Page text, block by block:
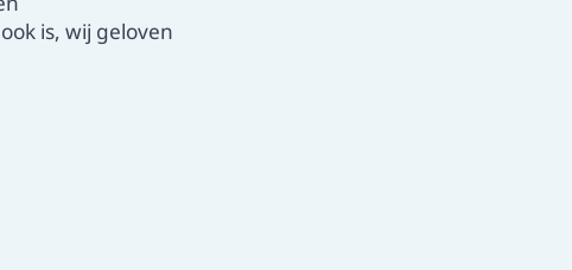
is, wij geloven